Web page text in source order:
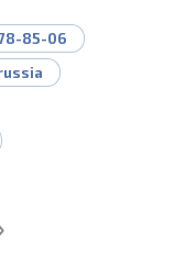
85-06